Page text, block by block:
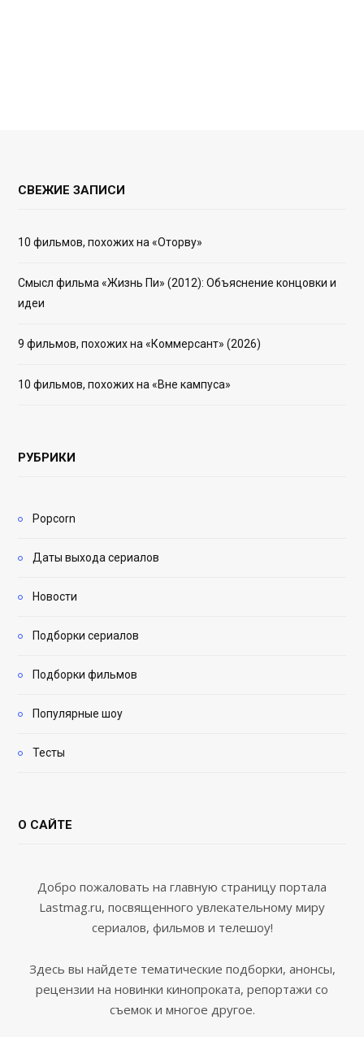
СВЕЖИЕ ЗАПИСИ
10 фильмов, похожих на «Оторву»
Смысл фильма «Жизнь Пи» (2012): Объяснение концовки и
идеи
9 фильмов, похожих на «Коммерсант» (2026)
10 фильмов, похожих на «Вне кампуса»
РУБРИКИ
Popcorn
Даты выхода сериалов
Новости
Подборки сериалов
Подборки фильмов
Популярные шоу
Тесты
О САЙТЕ
Добро пожаловать на главную страницу портала
Lastmag.ru, посвященного увлекательному миру
сериалов, фильмов и телешоу!
Здесь вы найдете тематические подборки, анонсы,
рецензии на новинки кинопроката, репортажи со
съемок и многое другое.